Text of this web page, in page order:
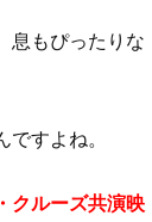
息もぴったりな
すよね。
クルーズ共演映